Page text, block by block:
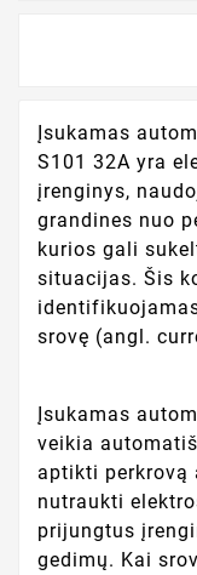
Įsukamas
S101 32A yra
įrenginys,
grandines nuo
kurios gali
situacijas. Šis
srovę (angl.
Įsukamas
veikia
aptikti perkrovą
nutraukti
prijungtus
gedimų. Kai